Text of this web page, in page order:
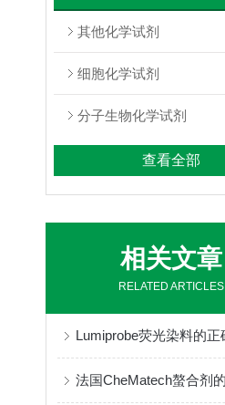
其他化学试剂
细胞化学试剂
分子生物化学试剂
查看全部
相关文章
RELATED ARTICLES